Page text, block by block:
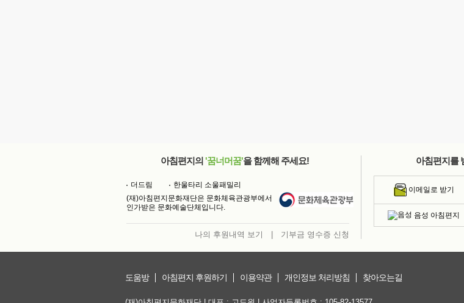
아침편지의 '꿈너머꿈'을 함께해 주세요!
더드림
한울타리 소울패밀리
(재)아침편지문화재단은 문화체육관광부에서
인가받은 문화예술단체입니다.
나의 후원내역 보기 기부금 영수증 신청
아침편지를
이메일로 받기
음성 아침편지
도움방 아침편지 후원하기 이용약관 개인정보 처리방침 찾아오는길